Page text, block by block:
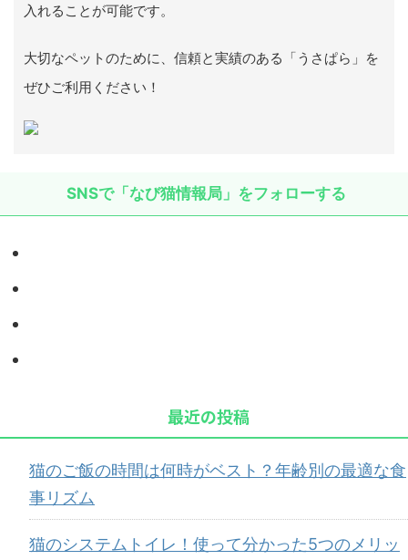
入れることが可能です。
大切なペットのために、信頼と実績のある「うさぱら」を
ぜひご利用ください！
SNSで「なび猫情報局」をフォローする
最近の投稿
猫のご飯の時間は何時がベスト？年齢別の最適な食
事リズム
猫のシステムトイレ！使って分かった5つのメリッ